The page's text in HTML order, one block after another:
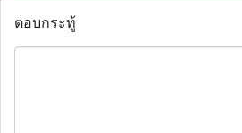
ตอบกระทู้